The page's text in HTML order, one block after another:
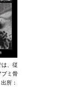
、従
ブミ骨
所：